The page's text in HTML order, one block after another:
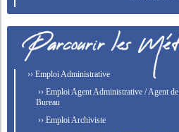
›› Emploi Administrative
›› Emploi Agent Administrative / Agent de
Bureau
›› Emploi Archiviste